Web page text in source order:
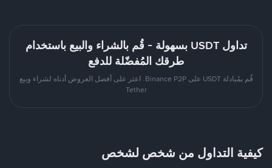
تداول USDT بسهولة - قُم بالشراء والبيع باستخدام
طرقك المُفضّلة للدفع
قُم بمُبادلة USDT على Binance P2P. اعثر على أفضل العروض أدناه لشراء وبيع
Tether
كيفية التداول من شخص لشخص